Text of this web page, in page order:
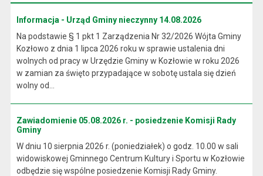
Informacja - Urząd Gminy nieczynny 14.08.2026
Na podstawie § 1 pkt 1 Zarządzenia Nr 32/2026 Wójta Gminy
Kozłowo z dnia 1 lipca 2026 roku w sprawie ustalenia dni
wolnych od pracy w Urzędzie Gminy w Kozłowie w roku 2026
w zamian za święto przypadające w sobotę ustala się dzień
wolny od...
Zawiadomienie 05.08.2026 r. - posiedzenie Komisji Rady
Gminy
W dniu 10 sierpnia 2026 r. (poniedziałek) o godz. 10.00 w sali
widowiskowej Gminnego Centrum Kultury i Sportu w Kozłowie
odbędzie się wspólne posiedzenie Komisji Rady Gminy.